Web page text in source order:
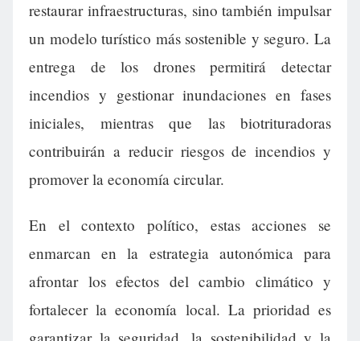
restaurar infraestructuras, sino también impulsar
un modelo turístico más sostenible y seguro. La
entrega de los drones permitirá detectar
incendios y gestionar inundaciones en fases
iniciales, mientras que las biotrituradoras
contribuirán a reducir riesgos de incendios y
promover la economía circular.
En el contexto político, estas acciones se
enmarcan en la estrategia autonómica para
afrontar los efectos del cambio climático y
fortalecer la economía local. La prioridad es